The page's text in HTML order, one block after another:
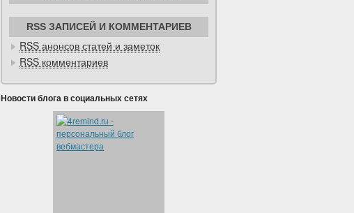
RSS ЗАПИСЕЙ И КОММЕНТАРИЕВ
RSS анонсов статей и заметок
RSS комментариев
Новости блога в социальных сетях